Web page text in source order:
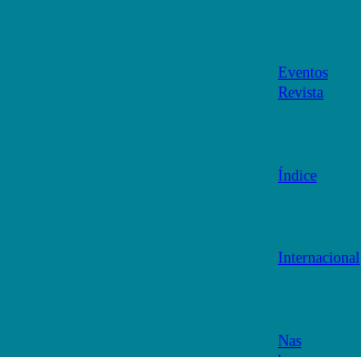
Eventos
Revista
Índice
Internacional
Nas